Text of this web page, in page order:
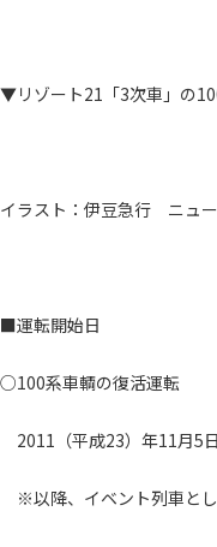
▼リゾート21「3次車」の
イラスト：伊豆急行 ニュー
■運転開始日
○100系車輌の復活運転
2011（平成23）年11月5
※以降、イベント列車と